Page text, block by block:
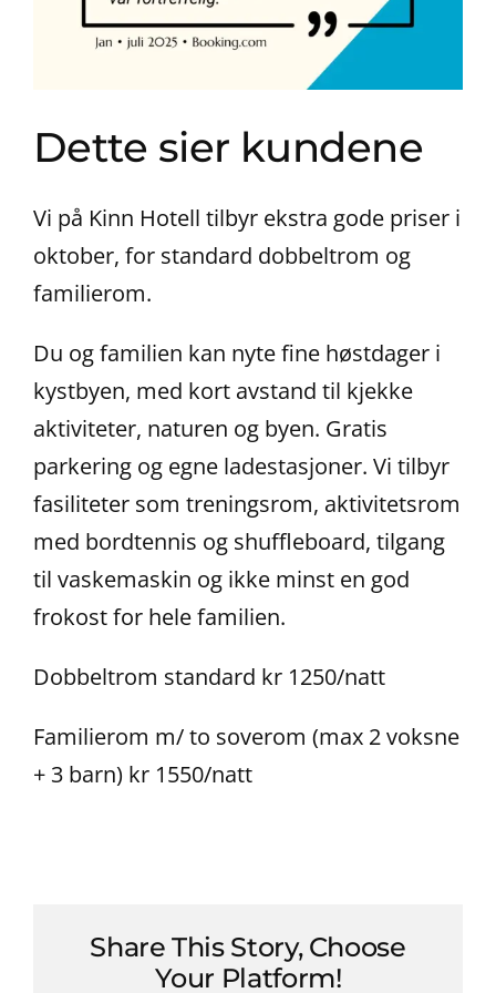
Kontakt oss
Dette sier kundene
Vi på Kinn Hotell tilbyr ekstra gode priser i
oktober, for standard dobbeltrom og
familierom.
Du og familien kan nyte fine høstdager i
kystbyen, med kort avstand til kjekke
aktiviteter, naturen og byen. Gratis
parkering og egne ladestasjoner. Vi tilbyr
fasiliteter som treningsrom, aktivitetsrom
med bordtennis og shuffleboard, tilgang
til vaskemaskin og ikke minst en god
frokost for hele familien.
Dobbeltrom standard kr 1250/natt
Familierom m/ to soverom (max 2 voksne
+ 3 barn) kr 1550/natt
Share This Story, Choose
Your Platform!